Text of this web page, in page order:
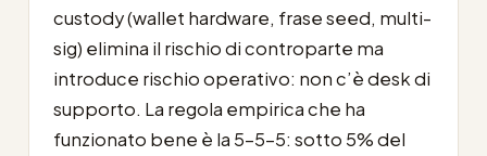
custody (wallet hardware, frase seed, multi-
sig) elimina il rischio di controparte ma
introduce rischio operativo: non c’è desk di
supporto. La regola empirica che ha
funzionato bene è la 5-5-5: sotto 5% del